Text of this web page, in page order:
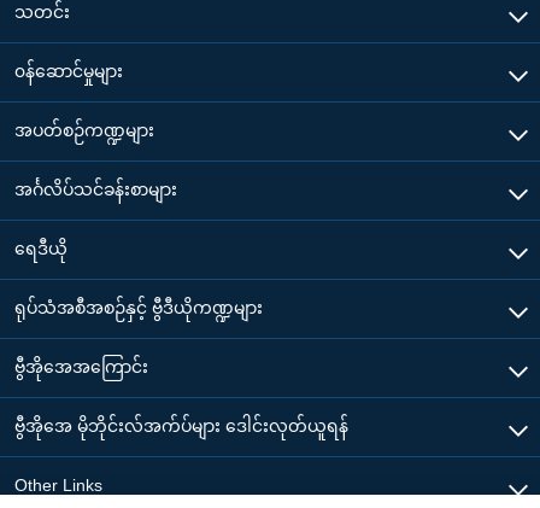
သတင်း
၀န်ဆောင်မှုများ
အပတ်စဉ်ကဏ္ဍများ
အင်္ဂလိပ်သင်ခန်းစာများ
ရေဒီယို
ရုပ်သံအစီအစဉ်နှင့် ဗွီဒီယိုကဏ္ဍများ
ဗွီအိုအေအကြောင်း
ဗွီအိုအေ မိုဘိုင်းလ်အက်ပ်များ ဒေါင်းလုတ်ယူရန်
Other Links